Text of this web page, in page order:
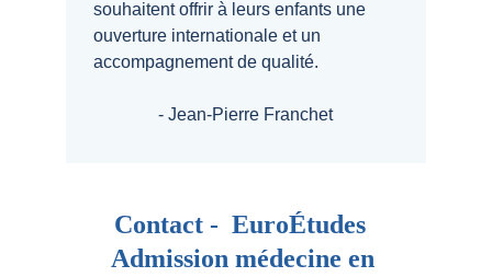
souhaitent offrir à leurs enfants une
ouverture internationale et un
accompagnement de qualité.
- Jean-Pierre Franchet
Contact -  EuroÉtudes
Admission médecine en